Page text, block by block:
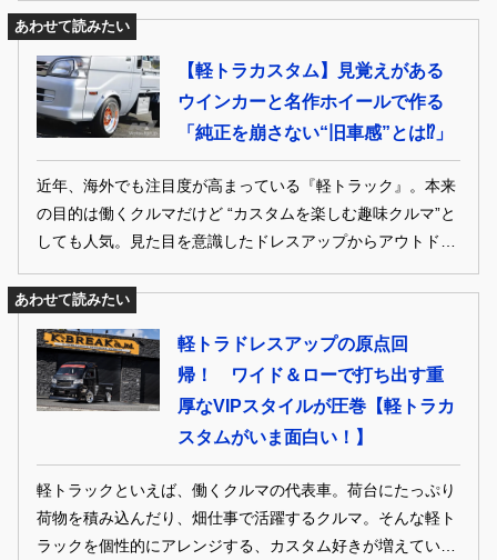
リカミニ」を最速で紹介します。
あわせて読みたい
【軽トラカスタム】見覚えがある
ウインカーと名作ホイールで作る
「純正を崩さない“旧車感”とは⁉︎」
近年、海外でも注目度が高まっている『軽トラック』。本来
の目的は働くクルマだけど “カスタムを楽しむ趣味クルマ”と
しても人気。見た目を意識したドレスアップからアウトドア
トラカスタムに魅了された“ちょっと昔の”オーナーカーを振
あわせて読みたい
軽トラドレスアップの原点回
帰！ ワイド＆ローで打ち出す重
厚なVIPスタイルが圧巻【軽トラカ
スタムがいま面白い！】
軽トラックといえば、働くクルマの代表車。荷台にたっぷり
荷物を積み込んだり、畑仕事で活躍するクルマ。そんな軽ト
ラックを個性的にアレンジする、カスタム好きが増えていま